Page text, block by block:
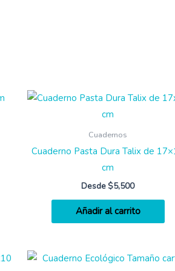
Cuadernos
Cuaderno Pasta Dura Talix de
cm
Desde $5,500
Añadir al carrito